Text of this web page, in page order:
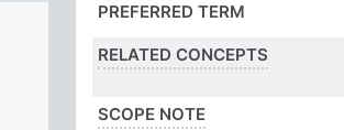
PREFERRED TERM
RELATED CONCEPTS
SCOPE NOTE